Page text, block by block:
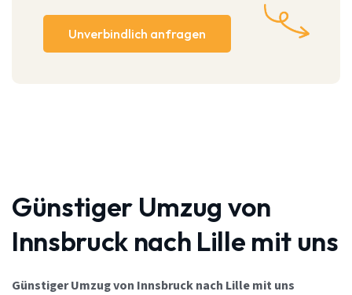
Unverbindlich anfragen
Günstiger Umzug von
Innsbruck nach Lille mit uns
Günstiger Umzug von Innsbruck nach Lille mit uns